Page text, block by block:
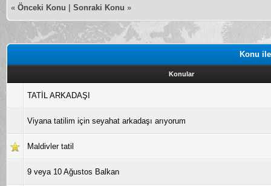
« Önceki Konu Sonraki Konu »
Konu
Konular
TATİL ARKADAŞI
Viyana tatilim için seyahat arkadaşı arıyorum
Maldivler tatil
9 veya 10 Ağustos Balkan